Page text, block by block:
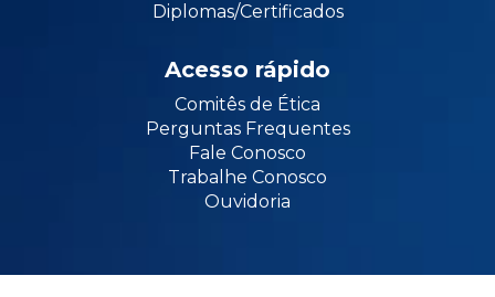
Diplomas/Certificados
Acesso rápido
Comitês de Ética
Perguntas Frequentes
Fale Conosco
Trabalhe Conosco
Ouvidoria